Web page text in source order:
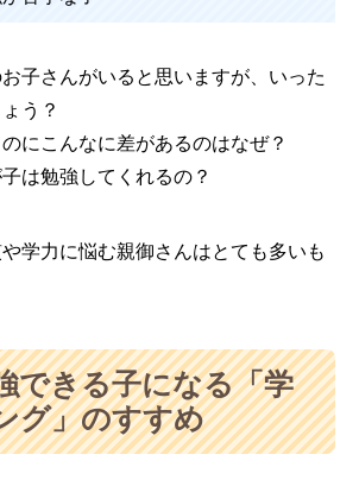
子さんがいると思いますが、いった
う？
にこんなに差があるのはなぜ？
は勉強してくれるの？
学力に悩む親御さんはとても多いも
できる子になる「学
グ」のすすめ